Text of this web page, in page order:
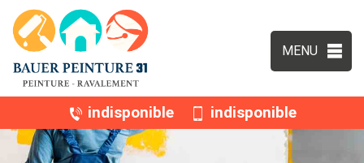
MENU
indisponible indisponible